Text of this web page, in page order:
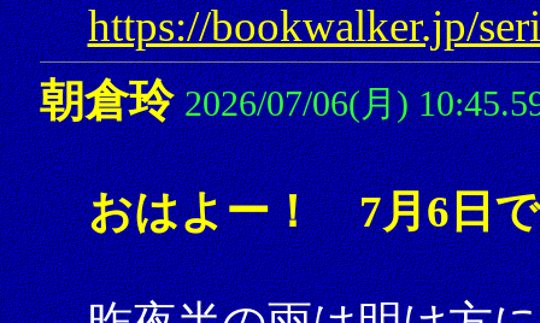
https://bookwalker.jp/
朝倉玲 2026/07/06(月)
おはよー！ 7月6日